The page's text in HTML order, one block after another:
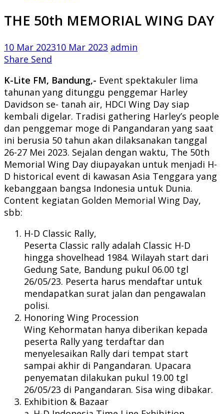
THE 50th MEMORIAL WING DAY
10 Mar 202310 Mar 2023 admin
Share Send
K-Lite FM, Bandung,- Event spektakuler lima
tahunan yang ditunggu penggemar Harley
Davidson se- tanah air, HDCI Wing Day siap
kembali digelar. Tradisi gathering Harley’s people
dan penggemar moge di Pangandaran yang saat
ini berusia 50 tahun akan dilaksanakan tanggal
26-27 Mei 2023. Sejalan dengan waktu, The 50th
Memorial Wing Day diupayakan untuk menjadi H-
D historical event di kawasan Asia Tenggara yang
kebanggaan bangsa Indonesia untuk Dunia.
Content kegiatan Golden Memorial Wing Day,
sbb:
H-D Classic Rally,
Peserta Classic rally adalah Classic H-D
hingga shovelhead 1984. Wilayah start dari
Gedung Sate, Bandung pukul 06.00 tgl
26/05/23. Peserta harus mendaftar untuk
mendapatkan surat jalan dan pengawalan
polisi.
Honoring Wing Procession
Wing Kehormatan hanya diberikan kepada
peserta Rally yang terdaftar dan
menyelesaikan Rally dari tempat start
sampai akhir di Pangandaran. Upacara
penyematan dilakukan pukul 19.00 tgl
26/05/23 di Pangandaran. Sisa wing dibakar.
Exhibition & Bazaar